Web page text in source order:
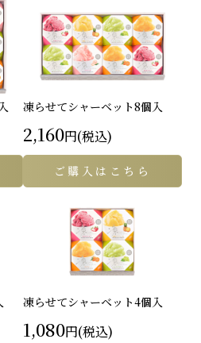
凍らせてシャーベット8個入
2,160円(税込)
ご購入はこちら
凍らせてシャーベット4個入
1,080円(税込)